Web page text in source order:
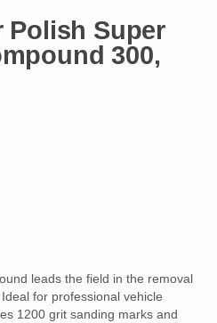
Polish Super
300,
leads the field in the removal
for professional vehicle
1200 grit sanding marks and